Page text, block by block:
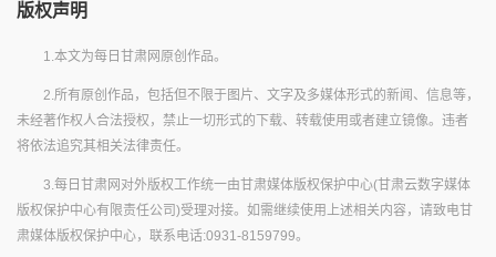
版权声明
1.本文为每日甘肃网原创作品。
2.所有原创作品，包括但不限于图片、文字及多媒体形式的新闻、信息等，
未经著作权人合法授权，禁止一切形式的下载、转载使用或者建立镜像。违者
将依法追究其相关法律责任。
3.每日甘肃网对外版权工作统一由甘肃媒体版权保护中心(甘肃云数字媒体
版权保护中心有限责任公司)受理对接。如需继续使用上述相关内容，请致电甘
肃媒体版权保护中心，联系电话:0931-8159799。